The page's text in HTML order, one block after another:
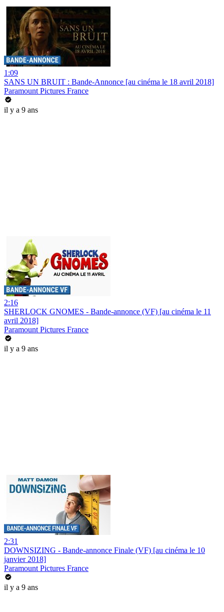
1:09
SANS UN BRUIT : Bande-Annonce [au cinéma le 18 avril 2018]
Paramount Pictures France
il y a 9 ans
2:16
SHERLOCK GNOMES - Bande-annonce (VF) [au cinéma le 11
avril 2018]
Paramount Pictures France
il y a 9 ans
2:31
DOWNSIZING - Bande-annonce Finale (VF) [au cinéma le 10
janvier 2018]
Paramount Pictures France
il y a 9 ans